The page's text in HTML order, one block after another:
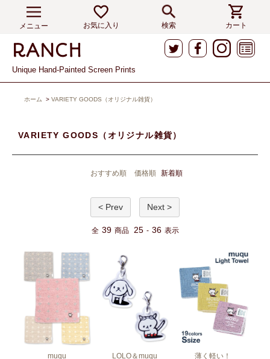
メニュー お気に入り 検索 カート
Unique Hand-Painted Screen Prints
ホーム > VARIETY GOODS（オリジナル雑貨）
VARIETY GOODS（オリジナル雑貨）
おすすめ順 価格順 新着順
< Prev Next >
全 39 商品 25 - 36 表示
muqu
LOLO＆muqu
薄く軽い！